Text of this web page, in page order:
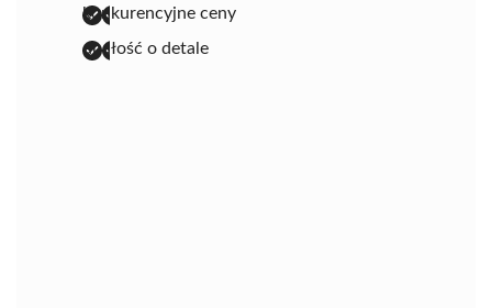
konkurencyjne ceny
dbałość o detale